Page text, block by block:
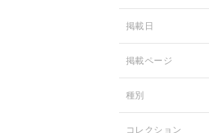
掲載日
掲載ページ
種別
コレクション